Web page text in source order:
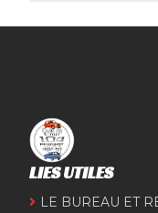
LIES UTILES
LE BUREAU ET